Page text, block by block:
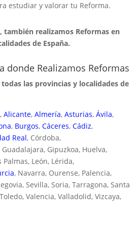
estudiar y valorar tu Reforma.
también realizamos Reformas en
de España.
donde Realizamos Reformas
las provincias y localidades de
, Alicante, Almería, Asturias, Ávila,
, Burgos, Cáceres, Cádiz,
Real, Córdoba,
Gipuzkoa, Huelva,
Palmas, León, Lérida,
, Navarra, Ourense, Palencia,
Sevilla, Soria, Tarragona, Santa
Valencia, Valladolid, Vizcaya,